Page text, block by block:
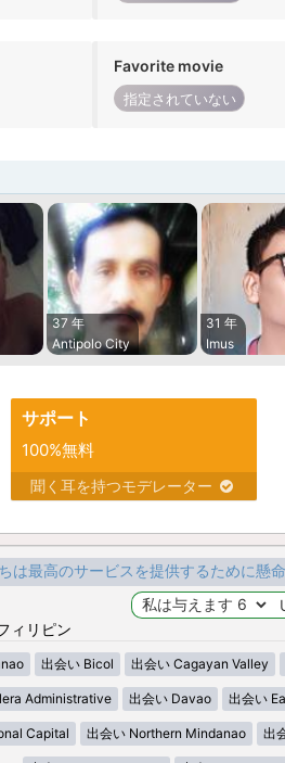
Favorite movie
指定されていない
37 年
Antipolo City
31 年
Imus
サポート
100%無料
聞く耳を持つモデレーター
は最高のサービスを提供するために懸
ィリピン
出会い Bicol 出会い Cagayan Valley
Administrative 出会い Davao 出会い
Capital 出会い Northern Mindanao 出